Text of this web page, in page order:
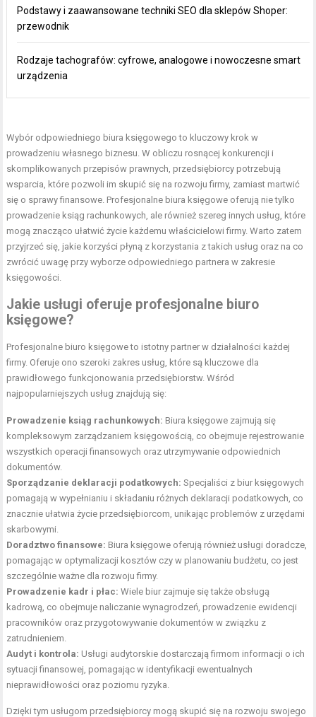
Podstawy i zaawansowane techniki SEO dla sklepów Shoper:
przewodnik
Rodzaje tachografów: cyfrowe, analogowe i nowoczesne smart
urządzenia
Wybór odpowiedniego biura księgowego to kluczowy krok w
prowadzeniu własnego biznesu. W obliczu rosnącej konkurencji i
skomplikowanych przepisów prawnych, przedsiębiorcy potrzebują
wsparcia, które pozwoli im skupić się na rozwoju firmy, zamiast martwić
się o sprawy finansowe. Profesjonalne biura księgowe oferują nie tylko
prowadzenie ksiąg rachunkowych, ale również szereg innych usług, które
mogą znacząco ułatwić życie każdemu właścicielowi firmy. Warto zatem
przyjrzeć się, jakie korzyści płyną z korzystania z takich usług oraz na co
zwrócić uwagę przy wyborze odpowiedniego partnera w zakresie
księgowości.
Jakie usługi oferuje profesjonalne biuro
księgowe?
Profesjonalne biuro księgowe to istotny partner w działalności każdej
firmy. Oferuje ono szeroki zakres usług, które są kluczowe dla
prawidłowego funkcjonowania przedsiębiorstw. Wśród
najpopularniejszych usług znajdują się:
Prowadzenie ksiąg rachunkowych: Biura księgowe zajmują się
kompleksowym zarządzaniem księgowością, co obejmuje rejestrowanie
wszystkich operacji finansowych oraz utrzymywanie odpowiednich
dokumentów.
Sporządzanie deklaracji podatkowych: Specjaliści z biur księgowych
pomagają w wypełnianiu i składaniu różnych deklaracji podatkowych, co
znacznie ułatwia życie przedsiębiorcom, unikając problemów z urzędami
skarbowymi.
Doradztwo finansowe: Biura księgowe oferują również usługi doradcze,
pomagając w optymalizacji kosztów czy w planowaniu budżetu, co jest
szczególnie ważne dla rozwoju firmy.
Prowadzenie kadr i płac: Wiele biur zajmuje się także obsługą
kadrową, co obejmuje naliczanie wynagrodzeń, prowadzenie ewidencji
pracowników oraz przygotowywanie dokumentów w związku z
zatrudnieniem.
Audyt i kontrola: Usługi audytorskie dostarczają firmom informacji o ich
sytuacji finansowej, pomagając w identyfikacji ewentualnych
nieprawidłowości oraz poziomu ryzyka.
Dzięki tym usługom przedsiębiorcy mogą skupić się na rozwoju swojego